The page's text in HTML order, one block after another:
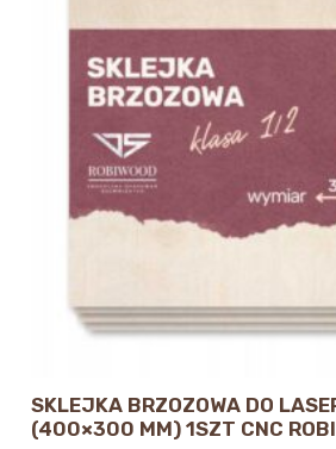
SKLEJKA BRZOZOWA DO
(400×300 MM) 1SZT CNC